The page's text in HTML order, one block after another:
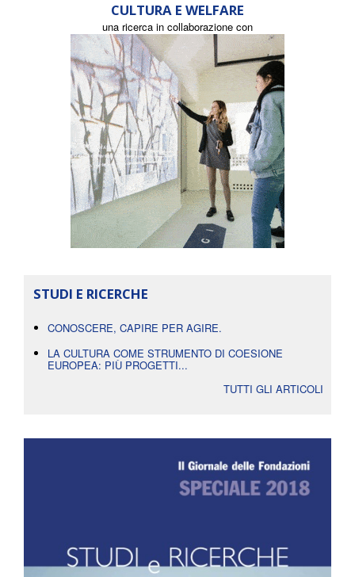
CULTURA E WELFARE
una ricerca in collaborazione con
STUDI E RICERCHE
CONOSCERE, CAPIRE PER AGIRE.
LA CULTURA COME STRUMENTO DI COESIONE
EUROPEA: PIÙ PROGETTI...
TUTTI GLI ARTICOLI